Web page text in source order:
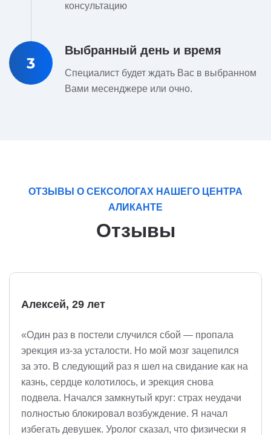
консультацию
3
Выбранный день и время
Специалист будет ждать Вас в выбранном
Вами месенджере или очно.
ОТЗЫВЫ О СЕКСОЛОГАХ НАШЕГО ЦЕНТРА
АЛИКАНТЕ
Отзывы
Алексей, 29 лет
«Один раз в постели случился сбой — пропала
эрекция из-за усталости. Но мой мозг зацепился
за это. В следующий раз я шел на свидание как на
казнь, сердце колотилось, и эрекция снова
подвела. Начался замкнутый круг: страх неудачи
полностью блокировал возбуждение. Я начал
избегать девушек. Уролог сказал, что физически я